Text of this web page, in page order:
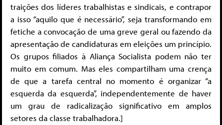
traições dos líderes trabalhistas e sindicais, e contrapor
a isso “aquilo que é necessário”, seja transformando em
fetiche a convocação de uma greve geral ou fazendo da
apresentação de candidaturas em eleições um princípio.
Os grupos filiados à Aliança Socialista podem não ter
muito em comum. Mas eles compartilham uma crença
de que a tarefa central no momento é organizar “a
esquerda da esquerda”, independentemente de haver
um grau de radicalização significativo em amplos
setores da classe trabalhadora.]